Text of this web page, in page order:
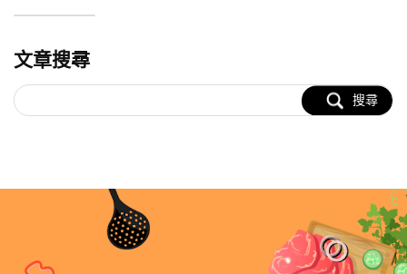
文章搜尋
搜尋